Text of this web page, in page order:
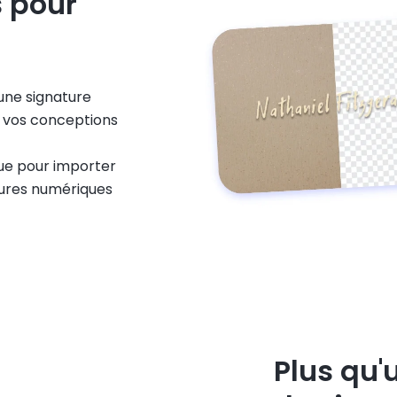
signature
conceptions
pour importer
numériques
Plus